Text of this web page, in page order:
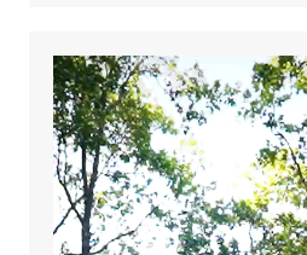
Video
Player